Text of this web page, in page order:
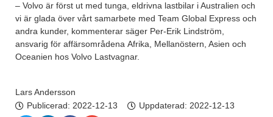
– Volvo är först ut med tunga, eldrivna lastbilar i Australien och
vi är glada över vårt samarbete med Team Global Express och
andra kunder, kommenterar säger Per-Erik Lindström,
ansvarig för affärsområdena Afrika, Mellanöstern, Asien och
Oceanien hos Volvo Lastvagnar.
Lars Andersson
Publicerad: 2022-12-13 Uppdaterad: 2022-12-13